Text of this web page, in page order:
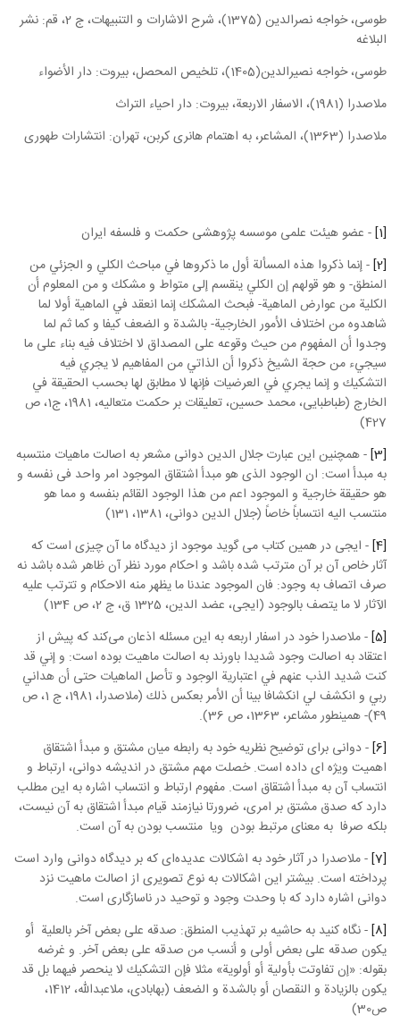
طوسی، خواجه نصرالدین (1375)، شرح الاشارات و التنبیهات، ج 2، قم: نشر
البلاغه
طوسی، خواجه نصیرالدین(1405)، تلخیص المحصل، بیروت: دار الأضواء
ملاصدرا (1981)، الاسفار الاربعة، بیروت: دار احیاء التراث
ملاصدرا (1363)، المشاعر، به اهتمام هانری کربن، تهران: انتشارات طهوری
[1] - عضو هیئت علمی موسسه پژوهشی حکمت و فلسفه ایران
[2]
- إنما ذكروا هذه المسألة أول ما ذكروها في مباحث الكلي و الجزئي من
المنطق- و هو قولهم إن الكلي ينقسم إلى متواط و مشكك و من المعلوم أن
الكلية من عوارض الماهية- فبحث المشكك إنما انعقد في الماهية أولا لما
شاهدوه من اختلاف الأمور الخارجية- بالشدة و الضعف كيفا و كما ثم لما
وجدوا أن المفهوم من حيث وقوعه على المصداق لا اختلاف فيه بناء على ما
سيجي‏ء من حجة الشيخ ذكروا أن الذاتي من المفاهيم لا يجري فيه
التشكيك و إنما يجري في العرضيات فإنها لا مطابق لها بحسب الحقيقة في
الخارج‏ (طباطبایی، محمد حسین، تعلیقات بر حکمت متعالیه، 1981، ج1، ص
427)
[3]
- همچنین این عبارت جلال الدین دوانی مشعر به اصالت ماهیات منتسبه
به مبدأ است: ان الوجود الذی هو مبدأ اشتقاق الموجود امر واحد فی نفسه و
هو حقیقة خارجیة و الموجود اعم من هذا الوجود القائم بنفسه و مما هو
منتسب الیه انتساباً خاصاً (جلال الدین دوانی، 1381، 131)
[4]
- ایجی در همین کتاب می گوید موجود از دیدگاه ما آن چیزی است که
آثار خاص آن بر آن مترتب شده باشد و احکام مورد نظر آن ظاهر شده باشد نه
صرف اتصاف به وجود: فان الموجود عندنا ما يظهر منه الاحكام و تترتب عليه
الآثار لا ما يتصف بالوجود (ایجی، عضد الدین، 1325 ق، ج 2، ص 134)
[5]
- ملاصدرا خود در اسفار اربعه به این مسئله اذعان می‌کند که پیش از
اعتقاد به اصالت وجود شدیدا باورند به اصالت ماهیت بوده است:‌ و إني قد
كنت شديد الذب عنهم في اعتبارية الوجود و تأصل الماهيات حتى أن هداني
ربي و انكشف لي انكشافا بينا أن الأمر بعكس ذلك‏ (ملاصدرا، 1981، ج 1، ص
49)- همینطور مشاعر، 1363، ص 36).
[6]
- دوانی برای توضیح نظریه خود به رابطه میان مشتق و مبدأ اشتقاق
اهمیت ویژه ای داده است. خصلت مهم مشتق در اندیشه دوانی، ارتباط و
انتساب آن به مبدأ اشتقاق است. مفهوم ارتباط و انتساب اشاره به این مطلب
دارد که صدق مشتق بر امری، ضرورتا نیازمند قیام مبدأ اشتقاق به آن نیست،
بلکه صرفا به معنای مرتبط بودن ویا منتسب بودن به آن است.
[7]
- ملاصدرا در آثار خود به اشکالات عدیده‌ای که بر دیدگاه دوانی وارد است
پرداخته است. بیشتر این اشکالات به نوع تصویری از اصالت ماهیت نزد
دوانی اشاره دارد که با وحدت وجود و توحید در ناسازگاری است.
[8]
- نگاه کنید به حاشیه بر تهذیب المنطق:‌ صدقه على بعض آخر بالعلية أو
يكون صدقه على بعض أولى و أنسب من صدقه على بعض آخر. و غرضه
بقوله: «إن تفاوتت بأولية أو أولوية» مثلا فإن التشكيك‏ لا ينحصر فيهما بل قد
يكون بالزيادة و النقصان أو بالشدة و الضعف‏ (بهابادی، ملاعبدالله، 1412،
ص30)